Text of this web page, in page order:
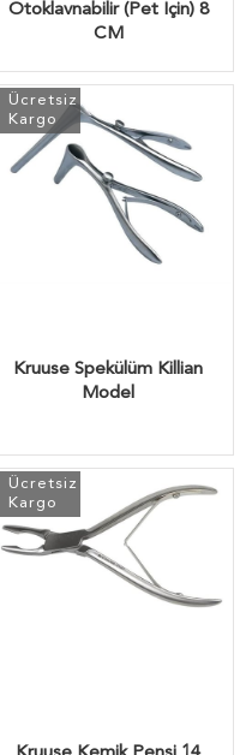
Otoklavnabilir (Pet İçin) 8
CM
Kruuse Spekülüm Killian
Model
Ücretsiz
Kargo
Ücretsiz
Kargo